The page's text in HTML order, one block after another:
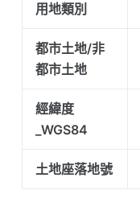
用地類別
都市土地/非
都市土地
經緯度
_WGS84
土地座落地號